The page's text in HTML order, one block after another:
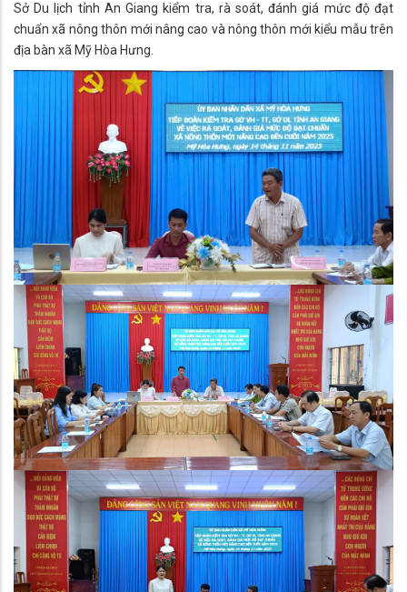
Sở Du lịch tỉnh An Giang kiểm tra, rà soát, đánh giá mức độ đạt
chuẩn xã nông thôn mới nâng cao và nông thôn mới kiểu mẫu trên
địa bàn xã Mỹ Hòa Hưng.